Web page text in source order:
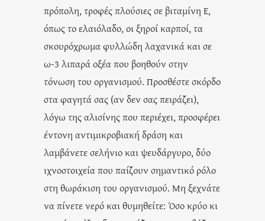
πρόπολη, τροφές πλούσιες σε βιταμίνη Ε,
όπως το ελαιόλαδο, οι ξηροί καρποί, τα
σκουρόχρωμα φυλλώδη λαχανικά και σε
ω-3 λιπαρά οξέα που βοηθούν στην
τόνωση του οργανισμού. Προσθέστε σκόρδο
στα φαγητά σας (αν δεν σας πειράζει),
λόγω της αλισίνης που περιέχει, προσφέρει
έντονη αντιμικροβιακή δράση και
λαμβάνετε σελήνιο και ψευδάργυρο, δύο
ιχνοστοιχεία που παίζουν σημαντικό ρόλο
στη θωράκιση του οργανισμού. Μη ξεχνάτε
να πίνετε νερό και θυμηθείτε: Όσο κρύο κι